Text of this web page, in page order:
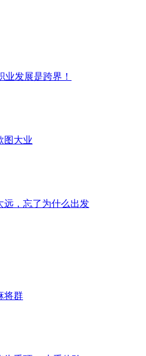
发展是跨界！
图大业
远，忘了为什么出发
将群